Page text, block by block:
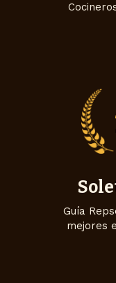
Guía
mejores